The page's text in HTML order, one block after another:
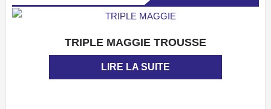
TRIPLE MAGGIE TROUSSE
LIRE LA SUITE